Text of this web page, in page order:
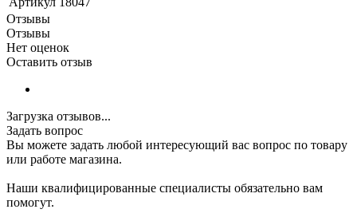
Отзывы
Отзывы
Нет оценок
Оставить отзыв
Загрузка отзывов...
Задать вопрос
Вы можете задать любой интересующий вас вопрос по товару
или работе магазина.
Наши квалифицированные специалисты обязательно вам
помогут.